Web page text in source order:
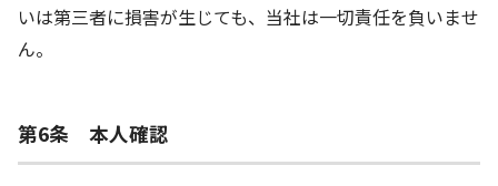
いは第三者に損害が生じても、当社は一切責任を負いませ
ん。
第6条 本人確認